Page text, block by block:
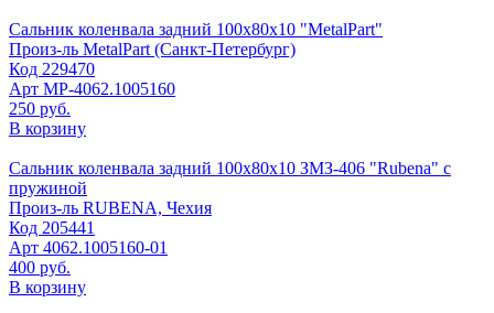
Сальник коленвала задний 100х80х10 "MetalPart"
Произ-ль MetalPart (Санкт-Петербург)
Код 229470
Арт МР-4062.1005160
250 руб.
В корзину
Сальник коленвала задний 100х80х10 ЗМЗ-406 "Rubena" с
пружиной
Произ-ль RUBENA, Чехия
Код 205441
Арт 4062.1005160-01
400 руб.
В корзину